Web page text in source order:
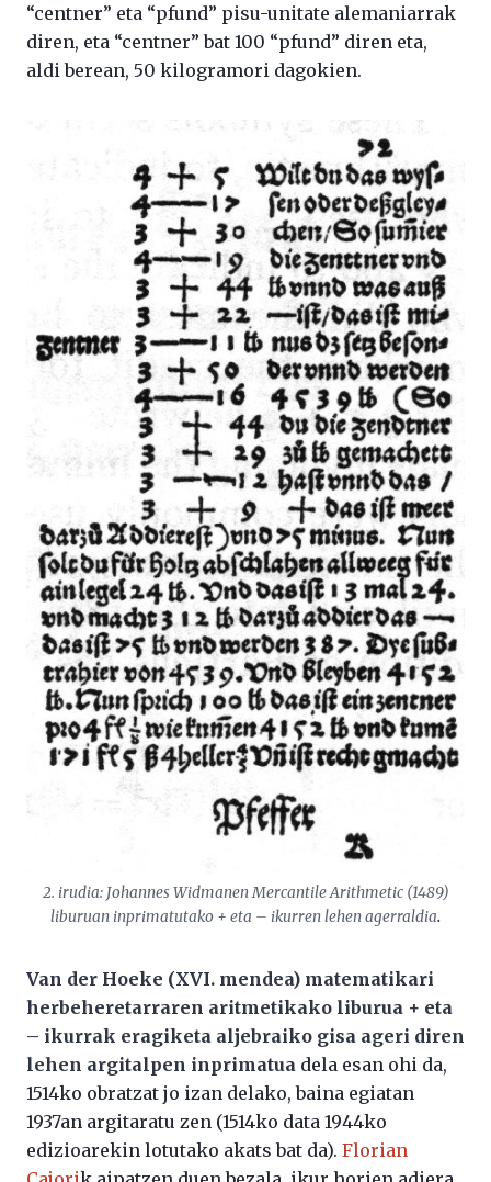
“centner” eta “pfund” pisu-unitate alemaniarrak
diren, eta “centner” bat 100 “pfund” diren eta,
aldi berean, 50 kilogramori dagokien.
2. irudia: Johannes Widmanen Mercantile Arithmetic (1489)
liburuan inprimatutako + eta – ikurren lehen agerraldia.
Van der Hoeke (XVI. mendea) matematikari
herbeheretarraren aritmetikako liburua + eta
– ikurrak eragiketa aljebraiko gisa ageri diren
lehen argitalpen inprimatua dela esan ohi da,
1514ko obratzat jo izan delako, baina egiatan
1937an argitaratu zen (1514ko data 1944ko
edizioarekin lotutako akats bat da). Florian